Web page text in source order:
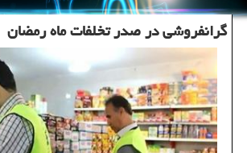
گرانفروشی در صدر تخلفات ماه رمضان